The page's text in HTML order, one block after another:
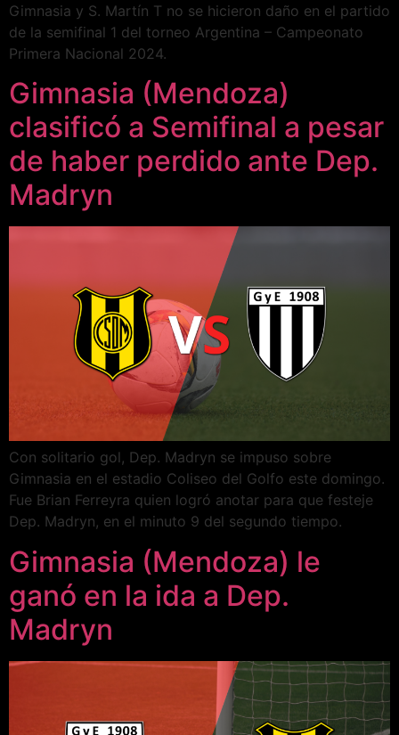
Gimnasia y S. Martín T no se hicieron daño en el partido
de la semifinal 1 del torneo Argentina – Campeonato
Primera Nacional 2024.
Gimnasia (Mendoza)
clasificó a Semifinal a pesar
de haber perdido ante Dep.
Madryn
Con solitario gol, Dep. Madryn se impuso sobre
Gimnasia en el estadio Coliseo del Golfo este domingo.
Fue Brian Ferreyra quien logró anotar para que festeje
Dep. Madryn, en el minuto 9 del segundo tiempo.
Gimnasia (Mendoza) le
ganó en la ida a Dep.
Madryn